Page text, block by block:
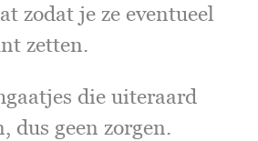
zodat je ze eventueel
zetten.
die uiteraard
dus geen zorgen.